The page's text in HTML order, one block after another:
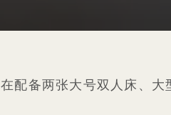
在配备两张大号双人床、